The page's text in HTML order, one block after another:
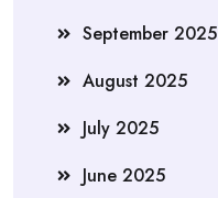
September 2025
August 2025
July 2025
June 2025